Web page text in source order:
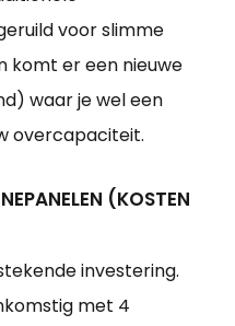
voor slimme
komt er een nieuwe
waar je wel een
overcapaciteit.
(KOSTEN
investering.
met 4